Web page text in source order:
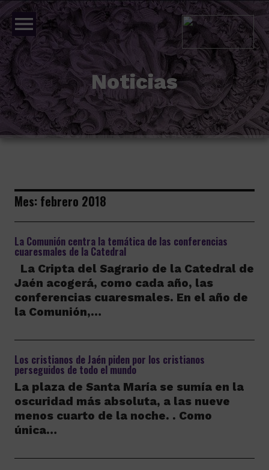
menu
Noticias
Mes: febrero 2018
La Comunión centra la temática de las conferencias
cuaresmales de la Catedral
La Cripta del Sagrario de la Catedral de
Jaén acogerá, como cada año, las
conferencias cuaresmales. En el año de
la Comunión,…
Los cristianos de Jaén piden por los cristianos
perseguidos de todo el mundo
La plaza de Santa María se sumía en la
oscuridad más absoluta, a las nueve
menos cuarto de la noche. . Como
única…